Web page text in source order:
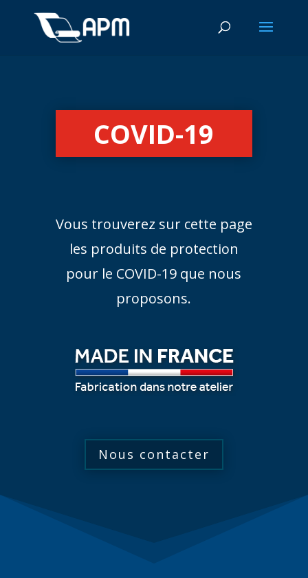
COVID-19
Vous trouverez sur cette page
les produits de protection
pour le COVID-19 que nous
proposons.
Nous contacter